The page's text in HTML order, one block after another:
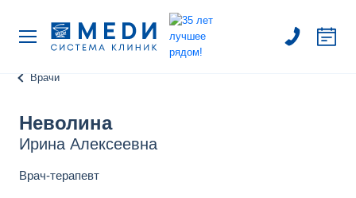
Врачи
Неволина
Ирина Алексеевна
Врач-терапевт